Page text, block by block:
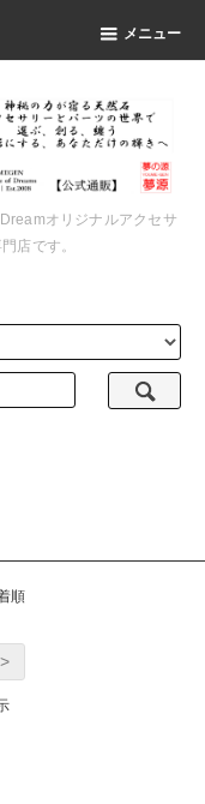
メニュー
オリジナルアクセサ
店です。
順